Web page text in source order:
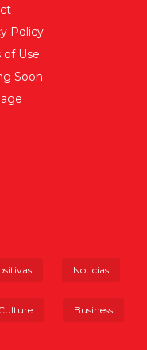
Policy
of Use
Soon
Noticias
Business